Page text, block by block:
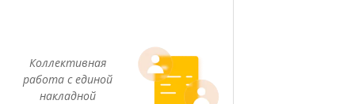
Коллективная
работа с единой
накладной